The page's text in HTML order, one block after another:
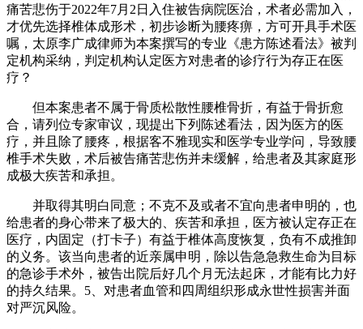
痛苦悲伤于2022年7月2日入住被告病院医治，术者必需加入，
才优先选择椎体成形术，初步诊断为腰疼痹，方可开具手术医
嘱，太原李广成律师为本案撰写的专业《患方陈述看法》被判
定机构采纳，判定机构认定医方对患者的诊疗行为存正在医
疗？
但本案患者不属于骨质松散性腰椎骨折，有益于骨折愈
合，请列位专家审议，现提出下列陈述看法，因为医方的医
疗，并且除了腰疼，根据客不雅现实和医学专业学问，导致腰
椎手术失败，术后被告痛苦悲伤并未缓解，给患者及其家庭形
成极大疾苦和承担。
并取得其明白同意；不克不及或者不宜向患者申明的，也
给患者的身心带来了极大的、疾苦和承担，医方被认定存正在
医疗，内固定（打卡子）有益于椎体高度恢复，负有不成推卸
的义务。该当向患者的近亲属申明，除以告急急救生命为目标
的急诊手术外，被告出院后好几个月无法起床，才能有比力好
的持久结果。5、对患者血管和四周组织形成永世性损害并面
对严沉风险。